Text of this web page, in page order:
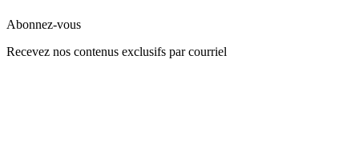
Abonnez-vous
Recevez nos contenus exclusifs par courriel